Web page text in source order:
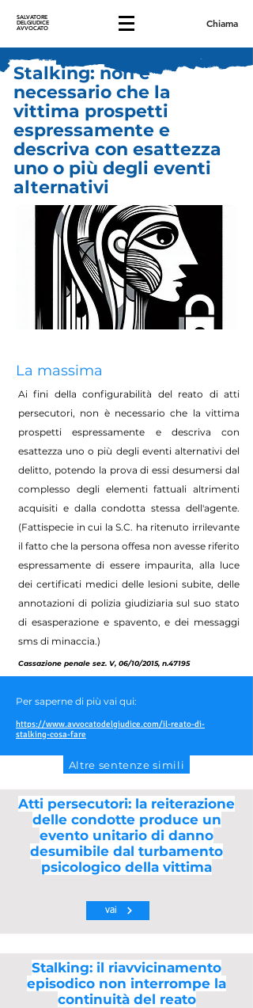
SALVATORE
DELGIUDICE
AVVOCATO Chiama
Stalking: non è
necessario che la
vittima prospetti
espressamente e
descriva con esattezza
uno o più degli eventi
alternativi
La massima
Ai fini della configurabilità del reato di atti
persecutori, non è necessario che la vittima
prospetti espressamente e descriva con
esattezza uno o più degli eventi alternativi del
delitto, potendo la prova di essi desumersi dal
complesso degli elementi fattuali altrimenti
acquisiti e dalla condotta stessa dell'agente.
(Fattispecie in cui la S.C. ha ritenuto irrilevante
il fatto che la persona offesa non avesse riferito
espressamente di essere impaurita, alla luce
dei certificati medici delle lesioni subite, delle
annotazioni di polizia giudiziaria sul suo stato
di esasperazione e spavento, e dei messaggi
sms di minaccia.)
Cassazione penale sez. V, 06/10/2015, n.47195
Per saperne di più vai qui:
https://www.avvocatodelgiudice.com/il-reato-di-
stalking-cosa-fare
Altre sentenze simili
Atti persecutori: la reiterazione
delle condotte produce un
evento unitario di danno
desumibile dal turbamento
psicologico della vittima
vai
Stalking: il riavvicinamento
episodico non interrompe la
continuità del reato